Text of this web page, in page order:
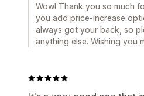
Wow! Thank you so much
you add price-increase
always got your back, so
anything else. Wishing you